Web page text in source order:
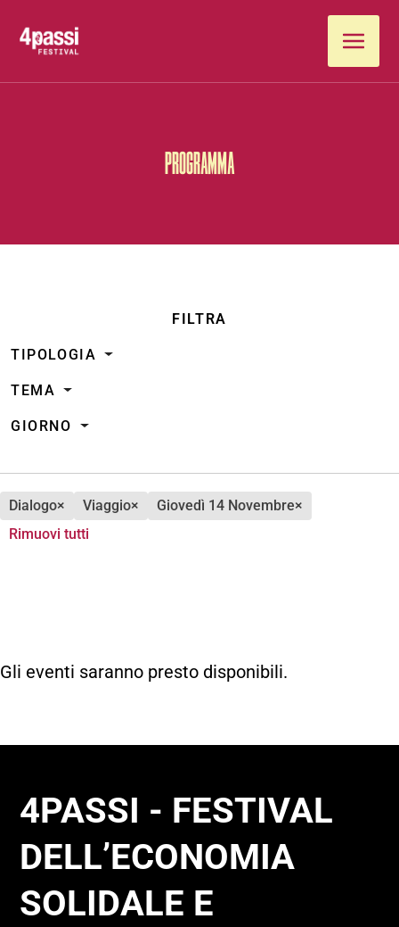
PROGRAMMA
FILTRA
TIPOLOGIA
TEMA
GIORNO
dialogo× viaggio× giovedì 14 Novembre×
Rimuovi tutti
Gli eventi saranno presto disponibili.
4PASSI - FESTIVAL
DELL’ECONOMIA
SOLIDALE E